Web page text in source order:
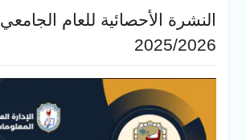
النشرة الأحصائية للعام الجامعي
2025/2026